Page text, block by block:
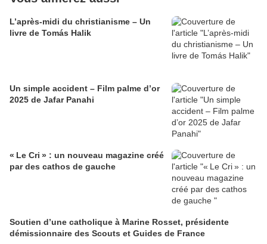
L’après-midi du christianisme – Un
livre de Tomás Halik
Un simple accident – Film palme d’or
2025 de Jafar Panahi
« Le Cri » : un nouveau magazine créé
par des cathos de gauche
Soutien d’une catholique à Marine Rosset, présidente
démissionnaire des Scouts et Guides de France